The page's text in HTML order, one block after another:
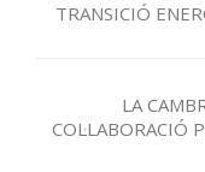
TRANSICIÓ
LA
COL·LABORACIÓ